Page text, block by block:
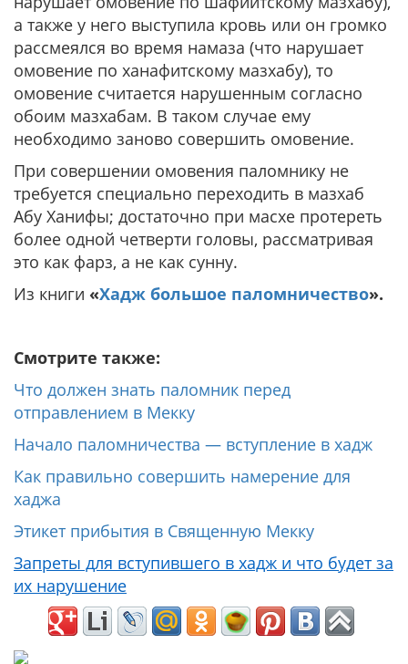
а также у него выступила кровь или он громко
рассмеялся во время намаза (что нарушает
омовение по ханафитскому мазхабу), то
омовение считается нарушенным согласно
обоим мазхабам. В таком случае ему
необходимо заново совершить омовение.
При совершении омовения паломнику не
требуется специально переходить в мазхаб
Абу Ханифы; достаточно при масхе протереть
более одной четверти головы, рассматривая
это как фарз, а не как сунну.
Из книги «Хадж большое паломничество».
Смотрите также:
Что должен знать паломник перед
отправлением в Мекку
Начало паломничества — вступление в хадж
Как правильно совершить намерение для
хаджа
Этикет прибытия в Священную Мекку
Запреты для вступившего в хадж и что будет за
их нарушение